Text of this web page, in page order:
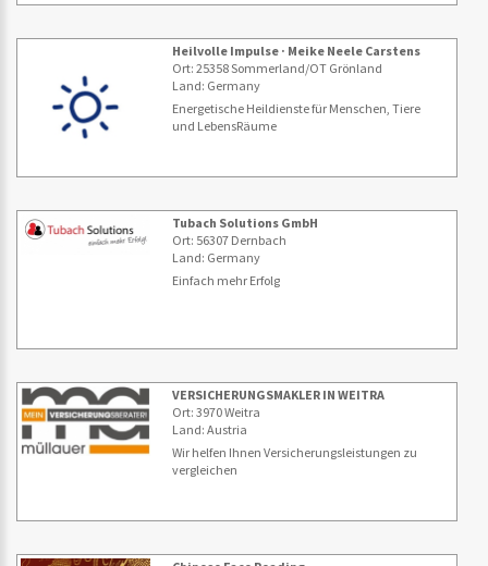
Heilvolle Impulse · Meike Neele Carstens
Ort: 25358 Sommerland/OT Grönland
Land: Germany
Energetische Heildienste für Menschen, Tiere
und LebensRäume
Tubach Solutions GmbH
Ort: 56307 Dernbach
Land: Germany
Einfach mehr Erfolg
VERSICHERUNGSMAKLER IN WEITRA
Ort: 3970 Weitra
Land: Austria
Wir helfen Ihnen Versicherungsleistungen zu
vergleichen